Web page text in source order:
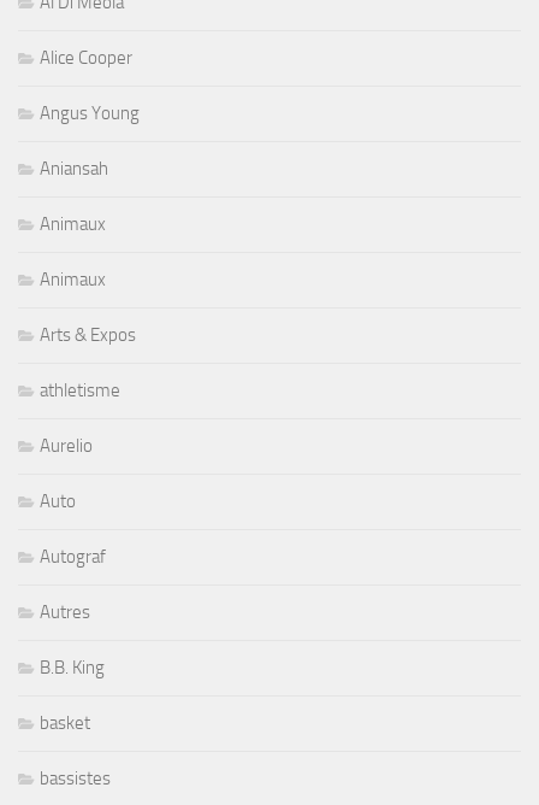
Alice Cooper
Angus Young
Aniansah
Animaux
Animaux
Arts & Expos
athletisme
Aurelio
Auto
Autograf
Autres
B.B. King
basket
bassistes